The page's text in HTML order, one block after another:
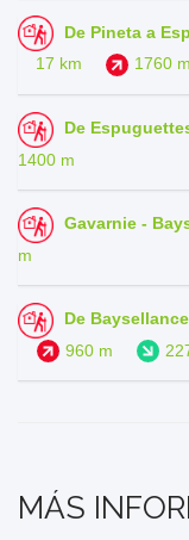
De Pineta a
17 km
1760 m
De
1400 m
Gavarnie -
m
De
960 m
MÁS